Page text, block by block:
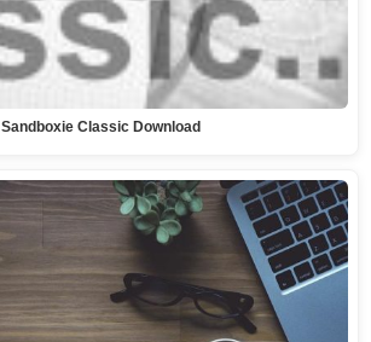
Sandboxie Classic Download